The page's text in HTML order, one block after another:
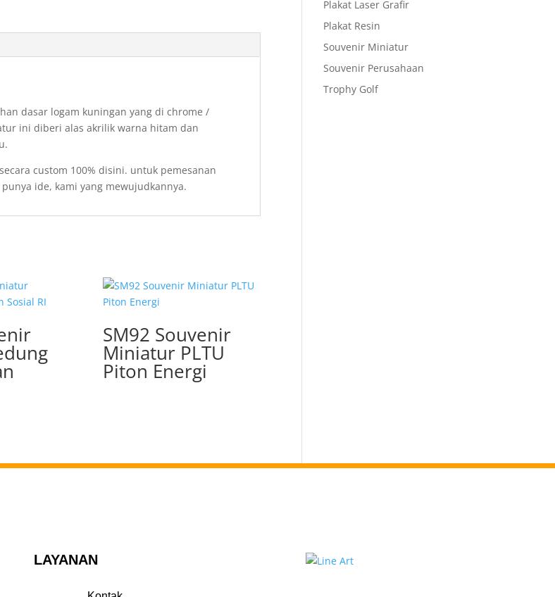
dasar logam kuningan yang di chrome /
ini diberi alas akrilik warna hitam dan
custom 100% disini. untuk pemesanan
ide, kami yang mewujudkannya.
SM92 Souvenir
Miniatur PLTU
Piton Energi
Plakat Laser Grafir
Plakat Resin
Souvenir Miniatur
Souvenir Perusahaan
Trophy Golf
LAYANAN